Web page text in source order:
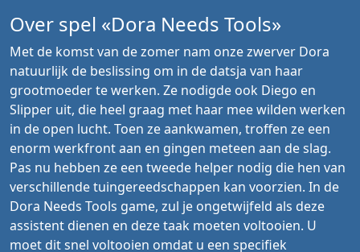
Over spel «Dora Needs Tools»
Met de komst van de zomer nam onze zwerver Dora
natuurlijk de beslissing om in de datsja van haar
grootmoeder te werken. Ze nodigde ook Diego en
Slipper uit, die heel graag met haar mee wilden werken
in de open lucht. Toen ze aankwamen, troffen ze een
enorm werkfront aan en gingen meteen aan de slag.
Pas nu hebben ze een tweede helper nodig die hen van
verschillende tuingereedschappen kan voorzien. In de
Dora Needs Tools game, zul je ongetwijfeld als deze
assistent dienen en deze taak moeten voltooien. U
moet dit snel voltooien omdat u een specifiek